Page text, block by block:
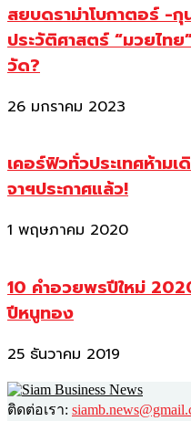
สยบดราม่าโบกาตอร์ -
ประวัติศาสตร์ “มวยไท
วัด?
26 มกราคม 2023
เคอร์ฟิวทั่วประเทศห้าม
จาฯประกาศแล้ว!
1 พฤษภาคม 2020
10 คำอวยพรปีใหม่
ปีหนูทอง
25 ธันวาคม 2019
ติดต่อเรา: